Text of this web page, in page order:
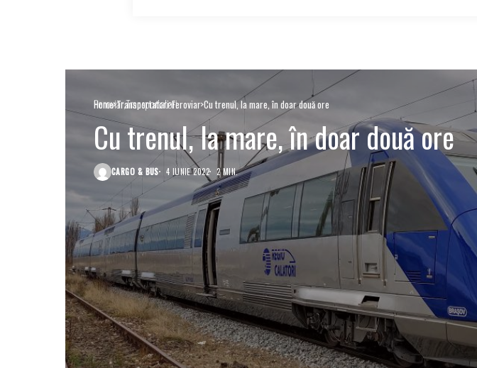
Home Transportatori Feroviar Cu trenul, la mare, în doar două ore
FeroviarTransportatori
Cu trenul, la mare, în doar două ore
CARGO & BUS 4 IUNIE 2022 2 MIN.